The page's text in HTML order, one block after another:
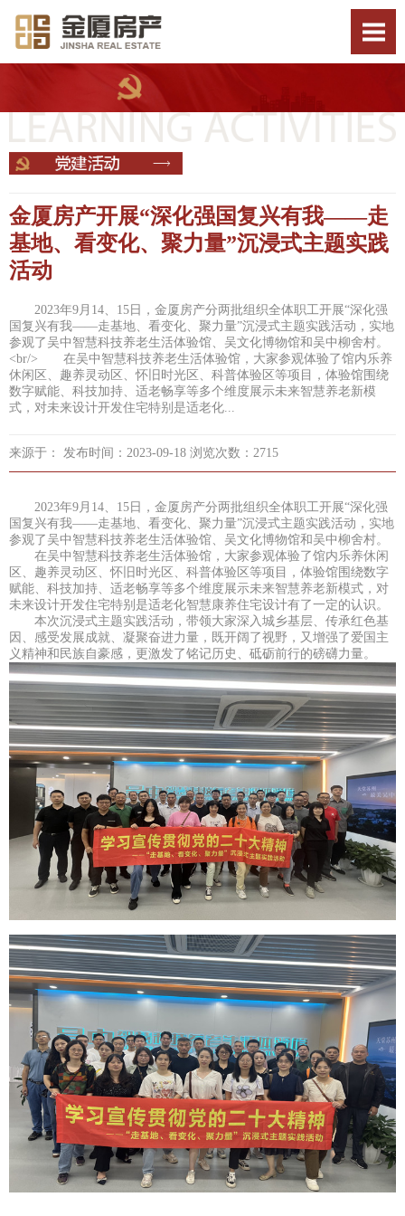
金厦房产开展“深化强国复兴有我——走
基地、看变化、聚力量”沉浸式主题实践
活动
2023年9月14、15日，金厦房产分两批组织全体职工开展“深化强
国复兴有我——走基地、看变化、聚力量”沉浸式主题实践活动，实地
参观了吴中智慧科技养老生活体验馆、吴文化博物馆和吴中柳舍村。
<br/> 在吴中智慧科技养老生活体验馆，大家参观体验了馆内乐养
休闲区、趣养灵动区、怀旧时光区、科普体验区等项目，体验馆围绕
数字赋能、科技加持、适老畅享等多个维度展示未来智慧养老新模
式，对未来设计开发住宅特别是适老化...
来源于： 发布时间：2023-09-18 浏览次数：2715
2023年9月14、15日，金厦房产分两批组织全体职工开展“深化强
国复兴有我——走基地、看变化、聚力量”沉浸式主题实践活动，实地
参观了吴中智慧科技养老生活体验馆、吴文化博物馆和吴中柳舍村。
在吴中智慧科技养老生活体验馆，大家参观体验了馆内乐养休闲
区、趣养灵动区、怀旧时光区、科普体验区等项目，体验馆围绕数字
赋能、科技加持、适老畅享等多个维度展示未来智慧养老新模式，对
未来设计开发住宅特别是适老化智慧康养住宅设计有了一定的认识。
本次沉浸式主题实践活动，带领大家深入城乡基层、传承红色基
因、感受发展成就、凝聚奋进力量，既开阔了视野，又增强了爱国主
义精神和民族自豪感，更激发了铭记历史、砥砺前行的磅礴力量。